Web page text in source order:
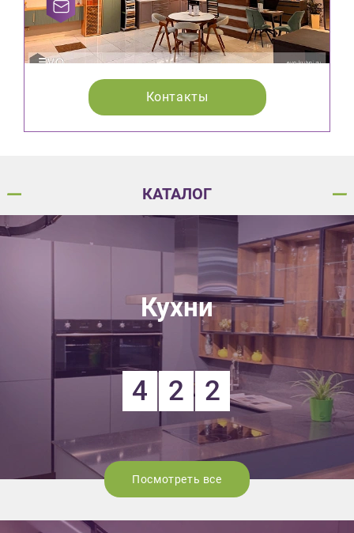
Контакты
КАТАЛОГ
Кухни
4 2 2
Посмотреть все